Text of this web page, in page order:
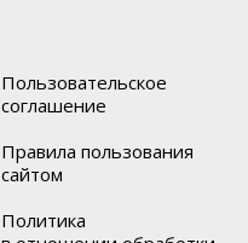
Пользовательское
соглашение
Правила пользования
сайтом
Политика